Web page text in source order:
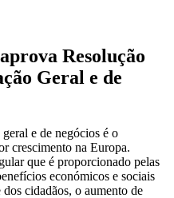
Resolução
Geral e de
e de negócios é o
crescimento na Europa.
que é proporcionado pelas
económicos e sociais
cidadãos, o aumento de